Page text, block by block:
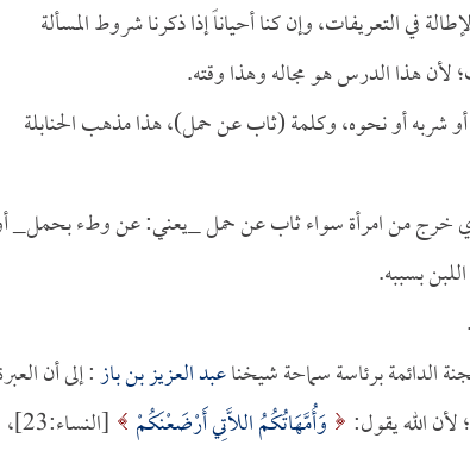
في التعريفات، وإن كنا أحياناً إذا ذكرنا شروط المسألة
هذا الدرس هو مجاله وهذا وقته.
أو نحوه، وكلمة (ثاب عن حمل)، هذا مذهب الحنابلة
خرج من امرأة سواء ثاب عن حمل _يعني: عن وطء بحمل_
بسببه.
الدائمة برئاسة سماحة شيخناعبد العزيز بن باز: إلى أن
الله يقول:
وَأُمَّهَاتُكُمُ اللَّاتِي أَرْضَعْنَكُمْ
[النساء:23]،